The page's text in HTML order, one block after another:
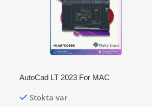
AutoCad LT 2023 For MAC
Stokta var